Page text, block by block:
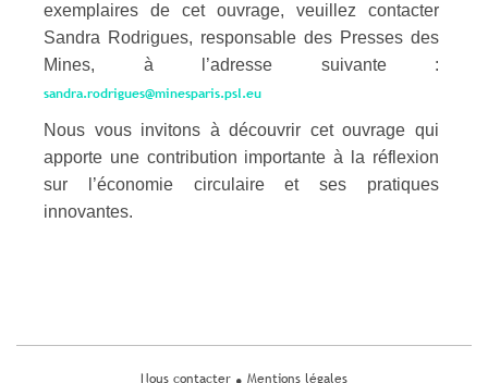
exemplaires de cet ouvrage, veuillez contacter
Sandra Rodrigues, responsable des Presses des
Mines, à l’adresse suivante :
sandra.rodrigues@minesparis.psl.eu
Nous vous invitons à découvrir cet ouvrage qui
apporte une contribution importante à la réflexion
sur l’économie circulaire et ses pratiques
innovantes.
Nous contacter Mentions légales